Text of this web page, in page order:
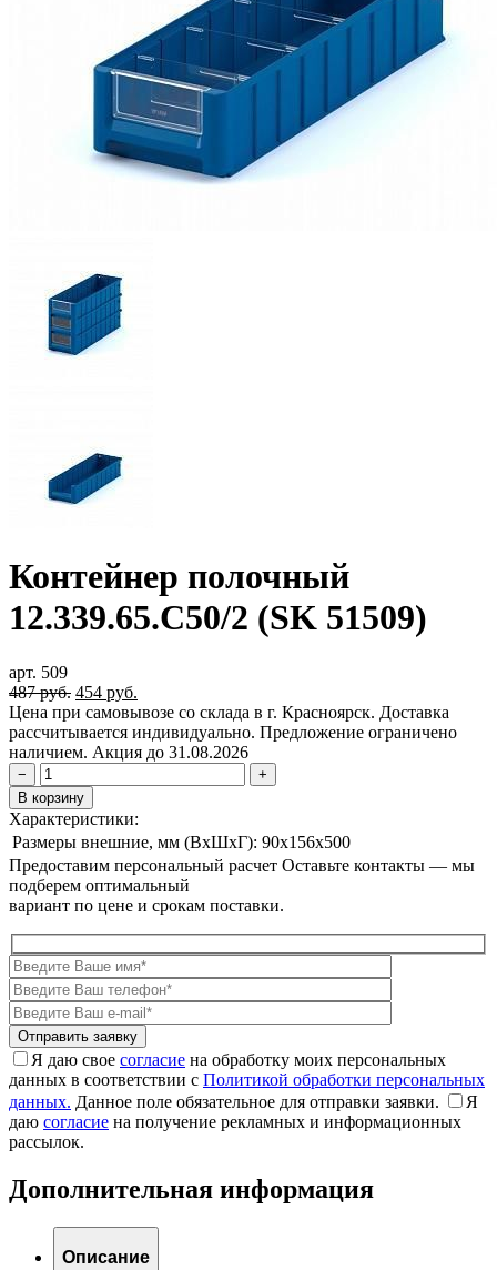
Контейнер полочный
12.339.65.С50/2 (SK 51509)
арт. 509
487руб. Первоначальная
цена
составляла
487 руб..
454 руб.
цена:
454 руб..
Цена при самовывозе со склада в г. Красноярск. Доставка
рассчитывается индивидуально. Предложение ограничено
наличием. Акция до 31.08.2026
−
+
В корзину
Характеристики:
Размеры внешние, мм (ВxШxГ): 90x156x500
Предоставим персональный расчет Оставьте контакты — мы
подберем оптимальный
вариант по цене и срокам поставки.
Я даю свое согласие на обработку моих персональных
данных в соответствии с Политикой обработки персональных
данных. Данное поле обязательное для отправки заявки.
Я
даю согласие на получение рекламных и информационных
рассылок.
Дополнительная информация
Описание